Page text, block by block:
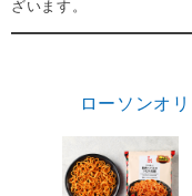
ざいます。
ローソンオ